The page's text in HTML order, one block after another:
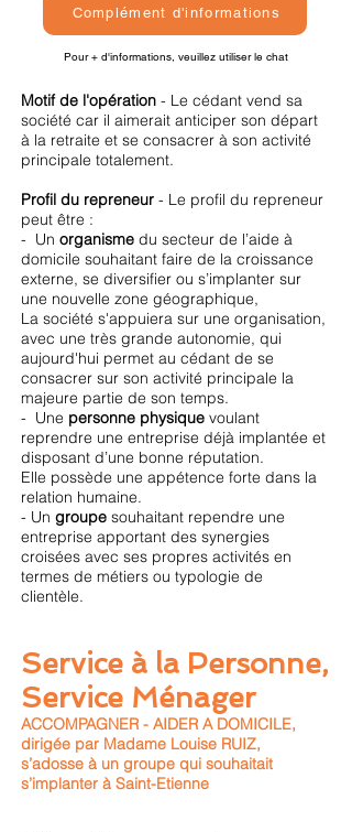
Complément d'informations
Pour + d'informations, veuillez utiliser le chat
Motif de l'opération - Le cédant vend sa
société car il aimerait anticiper son départ
à la retraite et se consacrer à son activité
principale totalement.
Profil du repreneur - Le profil du repreneur
peut être :
- Un organisme du secteur de l’aide à
domicile souhaitant faire de la croissance
externe, se diversifier ou s’implanter sur
une nouvelle zone géographique,
La société s'appuiera sur une organisation,
avec une très grande autonomie, qui
aujourd'hui permet au cédant de se
consacrer sur son activité principale la
majeure partie de son temps.
- Une personne physique voulant
reprendre une entreprise déjà implantée et
disposant d’une bonne réputation.
Elle possède une appétence forte dans la
relation humaine.
- Un groupe souhaitant rependre une
entreprise apportant des synergies
croisées avec ses propres activités en
termes de métiers ou typologie de
clientèle.
Service à la Personne,
Service Ménager
ACCOMPAGNER - AIDER A DOMICILE,
dirigée par Madame Louise RUIZ,
s’adosse à un groupe qui souhaitait
s’implanter à Saint-Etienne